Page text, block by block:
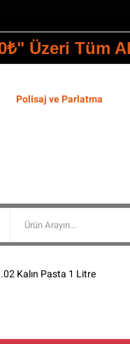
Üzeri Tüm
Polisaj ve Parlatma
Kalın Pasta 1 Litre